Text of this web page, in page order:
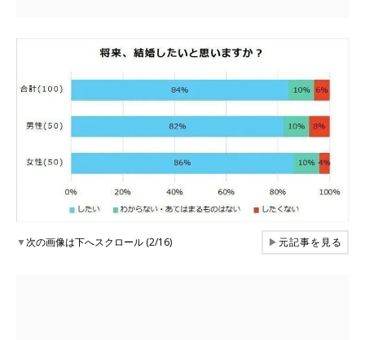
▼次の画像は下へスクロール (2/16) ▶元記事を見る